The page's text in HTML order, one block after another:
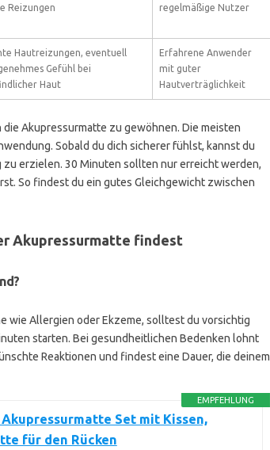
Reizungen
regelmäßige Nutzer
Hautreizungen, eventuell
Gefühl bei
Haut
Erfahrene Anwender
mit guter
Hautverträglichkeit
Akupressurmatte zu gewöhnen. Die meisten
Sobald du dich sicherer fühlst, kannst du
erzielen. 30 Minuten sollten nur erreicht werden,
So findest du ein gutes Gleichgewicht zwischen
Akupressurmatte findest
wie Allergien oder Ekzeme, solltest du vorsichtig
starten. Bei gesundheitlichen Bedenken lohnt
Reaktionen und findest eine Dauer, die deinem
EMPFEHLUNG
Set mit Kissen,
für den Rücken